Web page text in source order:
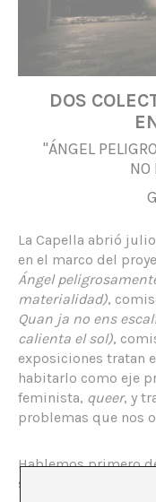
DOS
"ÁNGEL
NO
La Capella abrió
en el marco del
Ángel
materialidad),
Quan ja no ens
calienta el sol),
exposiciones tratan
habitarlo como eje
feminista, queer, y
problemas que nos
Hablemos primero
situada en el espacio